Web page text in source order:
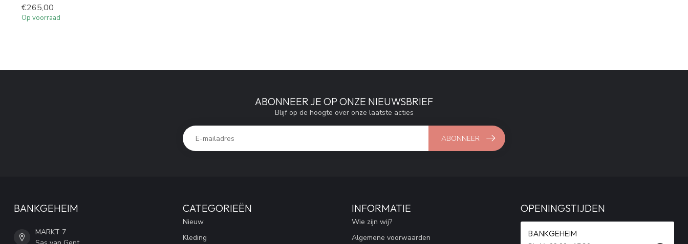
€265,00
Op voorraad
ABONNEER JE OP ONZE NIEUWSBRIEF
Blijf op de hoogte over onze laatste acties
ABONNEER
BANKGEHEIM
MARKT 7
CATEGORIEËN
Nieuw
Kleding
INFORMATIE
Wie zijn wij?
Algemene voorwaarden
OPENINGSTIJDEN
BANKGEHEIM